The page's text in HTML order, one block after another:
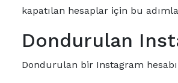
kapatılan hesaplar için bu
Dondurulan
Dondurulan bir Instagram